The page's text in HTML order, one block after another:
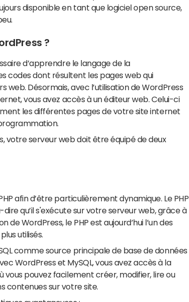
disponible en tant que logiciel open source,
?
d’apprendre le langage de la
codes dont résultent les pages web qui
web. Désormais, avec l’utilisation de WordPress
vous avez accès à un éditeur web. Celui-ci
les différentes pages de votre site internet
votre serveur web doit être équipé de deux
afin d’être particulièrement dynamique. Le PHP
dire qu’il s'exécute sur votre serveur web, grâce à
de WordPress, le PHP est aujourd’hui l’un des
utilisés.
comme source principale de base de données
WordPress et MySQL, vous avez accès à la
vous pouvez facilement créer, modifier, lire ou
contenues sur votre site.